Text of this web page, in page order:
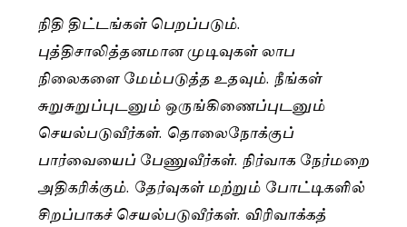
நிதி திட்டங்கள் பெறப்படும்.
புத்திசாலித்தனமான முடிவுகள் லாப
நிலைகளை மேம்படுத்த உதவும். நீங்கள்
சுறுசுறுப்புடனும் ஒருங்கிணைப்புடனும்
செயல்படுவீர்கள். தொலைநோக்குப்
பார்வையைப் பேணுவீர்கள். நிர்வாக நேர்மறை
அதிகரிக்கும். தேர்வுகள் மற்றும் போட்டிகளில்
சிறப்பாகச் செயல்படுவீர்கள். விரிவாக்கத்